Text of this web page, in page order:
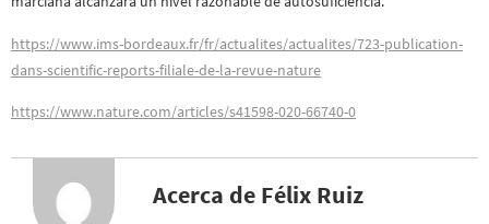
https://www.ims-bordeaux.fr/fr/actualites/actualites/723-publication-
dans-scientific-reports-filiale-de-la-revue-nature
https://www.nature.com/articles/s41598-020-66740-0
Acerca de Félix Ruiz